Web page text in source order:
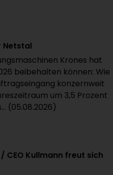
Krones hat
beibehalten können: Wie
konzernweit
um 3,5 Prozent
(05.08.2026)
Kullmann freut sich